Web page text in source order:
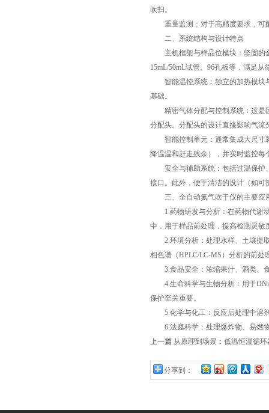
吹扫。
重量监测：对于高精度要求，可
二、系统结构与设计特点
主机框架与样品位模块：坚固的金
15mL/50mL试管、96孔板等，满足
智能温控系统：独立的加热模块与
基础。
精密气体分配与控制系统：这是区
分配头。分配头的设计直接影响气
智能控制单元：通常集成大尺寸彩
降温温和赶走残余），并实时监控
安全与辅助系统：包括过温保护、
接口。此外，便于清洁的设计（如
三、全自动氮气吹干仪的主要应
1.药物研发与分析：在药物代谢动
中，用于样品前处理，提高检测灵敏
2.环境分析：处理水样、土壤提取
相色谱（HPLC/LC-MS）分析的前处
3.食品安全：浓缩果汁、酒类、食
4.生命科学与生物分析：用于
保护至关重要。
5.化学与化工：反应后处理中溶
6.法庭科学：处理爆炸物、易燃
上一篇 从原理到场景：低温恒温循
分享到：